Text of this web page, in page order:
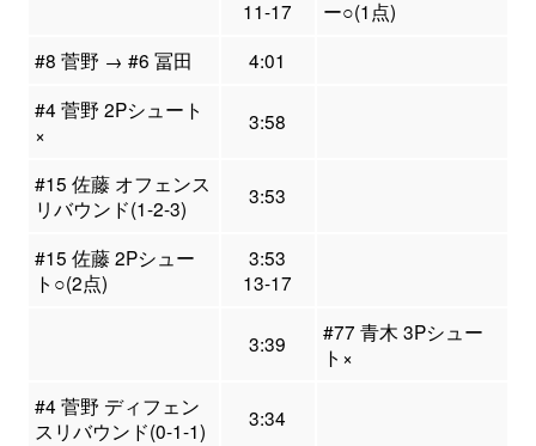
11-17
ー○(1点)
#8 菅野 → #6 冨田
4:01
#4 菅野 2Pシュート
×
3:58
#15 佐藤 オフェンス
リバウンド(1-2-3)
3:53
#15 佐藤 2Pシュー
ト○(2点)
3:53
13-17
3:39
#77 青木 3Pシュー
ト×
#4 菅野 ディフェン
スリバウンド(0-1-1)
3:34